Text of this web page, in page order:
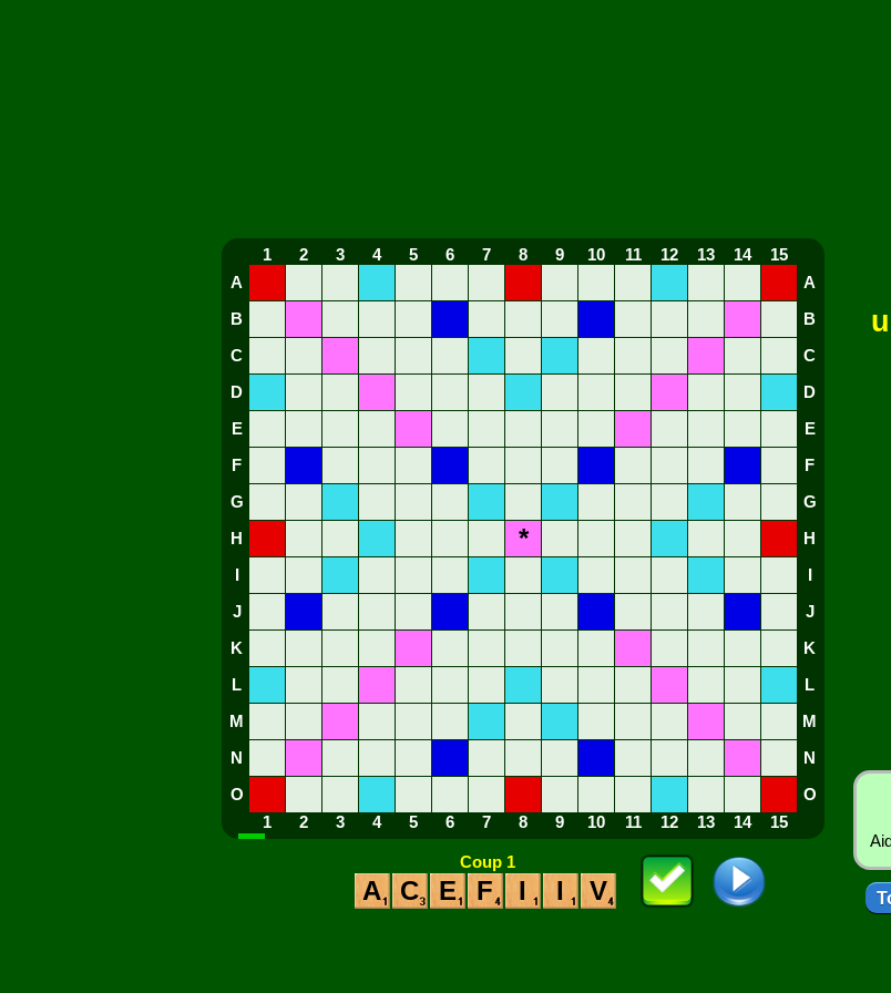
1 2 3 4 5 6 7 8 9 10 11 12 13 14
15
A
A
B B
C C
D D
E E
F F
G G
H * H
J J
K K
L L
M M
N N
O
O
1
2 3 4 5 6 7 8 9 10 11 12 13 14 15
Coup 1
A C E F I I V